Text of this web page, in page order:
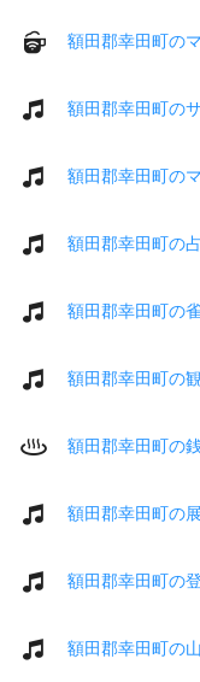
額田郡幸田町の
額田郡幸田町の
額田郡幸田町の
額田郡幸田町の
額田郡幸田町の
額田郡幸田町の
額田郡幸田町の
額田郡幸田町の
額田郡幸田町の
額田郡幸田町の